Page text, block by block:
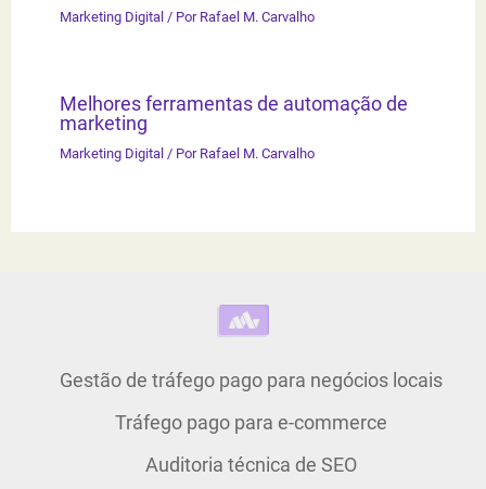
Marketing Digital / Por Rafael M. Carvalho
Melhores ferramentas de automação de
marketing
Marketing Digital / Por Rafael M. Carvalho
Gestão de tráfego pago para negócios locais
Tráfego pago para e-commerce
Auditoria técnica de SEO